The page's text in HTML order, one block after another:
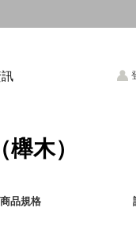
木）
商品規格